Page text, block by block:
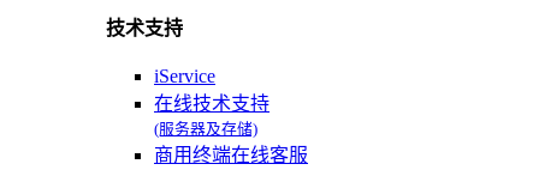
技术支持
iService
在线技术支持
(服务器及存储)
商用终端在线客服